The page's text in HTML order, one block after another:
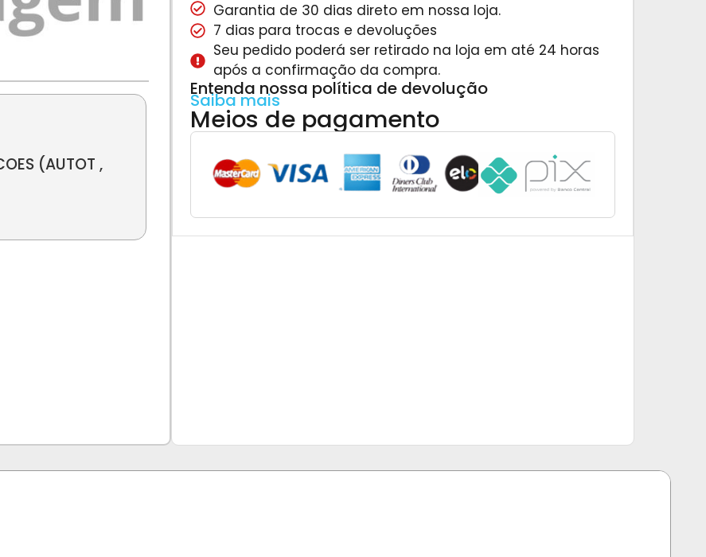
(AUTOT ,
Garantia de 30 dias direto em nossa loja.
7 dias para trocas e devoluções
Seu pedido poderá ser retirado na loja em até 24 horas
após a confirmação da compra.
Entenda nossa política de devolução
Saiba mais
Meios de pagamento